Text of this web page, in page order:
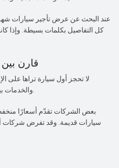
عند البحث عن عرض تأجير سيارات
كل التفاصيل بكلمات بسيطة. وإذا
قارن
لا تحجز أول سيارة تراها على
والخدمات بين شركات التأجير المختلفة في دبي.
بعض الشركات تقدّم أسعارًا
سيارات قديمة. وقد تفرض شركات